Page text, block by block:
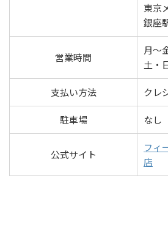
東京
銀座
営業時間
月～
土・
支払い方法 クレ
駐車場 なし
公式サイト
フィ
店